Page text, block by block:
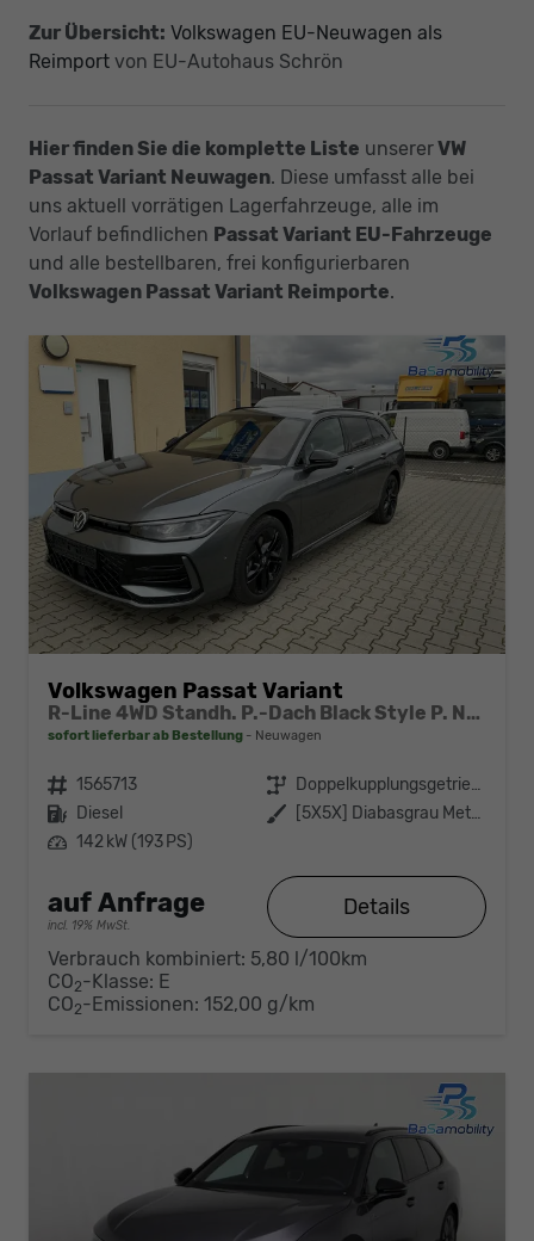
Zur Übersicht: Volkswagen EU-Neuwagen als
Reimport von EU-Autohaus Schrön
Hier finden Sie die komplette Liste unsererVW
Passat Variant Neuwagen. Diese umfasst alle bei
uns aktuell vorrätigen Lagerfahrzeuge, alle im
Vorlauf befindlichen Passat Variant EU-Fahrzeuge
und alle bestellbaren, frei konfigurierbaren
Volkswagen Passat Variant Reimporte.
Volkswagen Passat Variant
R-Line 4WD Standh. P.-Dach Black Style P. Navi Head-UP Matrix-LED ACC
sofort lieferbar ab Bestellung Neuwagen
Fahrzeugnr. 1565713 Getriebe
Doppelkupplungsgetriebe (DSG)
Kraftstoff Diesel Außenfarbe
[5X5X] Diabasgrau Metallic
Leistung 142 kW (193 PS)
auf Anfrage
incl. 19% MwSt.
Details
Verbrauch kombiniert: 5,80 l/100km
CO2-Klasse: E
CO2-Emissionen: 152,00 g/km